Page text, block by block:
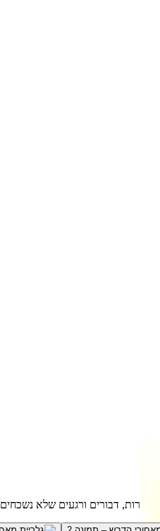
דבורים ורגעים שלא נשכחים